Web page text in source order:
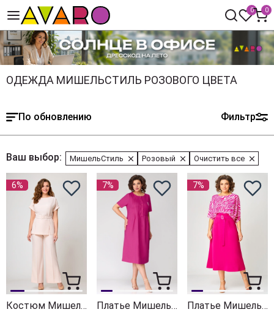
0 0
ОДЕЖДА МИШЕЛЬСТИЛЬ РОЗОВОГО ЦВЕТА
По обновлению Фильтр
Ваш выбор: МишельСтиль Розовый Очистить все
6%
Костюм МишельСтиль 1372 пудровый
7%
Платье МишельСтиль 1115-2 фуксия
7%
Платье МишельСтиль 1267 фуксия